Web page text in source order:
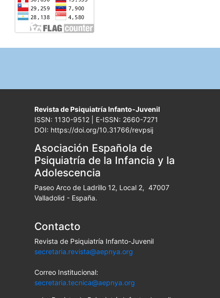
Revista de Psiquiatría Infanto-Juvenil
ISSN: 1130-9512 | E-ISSN: 2660-7271
DOI: https://doi.org/10.31766/revpsij
Asociación Española de
Psiquiatría de la Infancia y la
Adolescencia
Paseo Arco de Ladrillo 12, Local 2, 47007
Valladolid - España.
Contacto
Revista de Psiquiatría Infanto-Juvenil
secretaria.revista@aepnya.org
Correo Institucional:
secretaria.tecnica@aepnya.org